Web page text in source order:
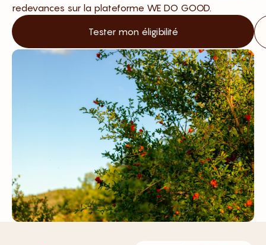
redevances sur la plateforme WE DO GOOD.
Tester mon éligibilité